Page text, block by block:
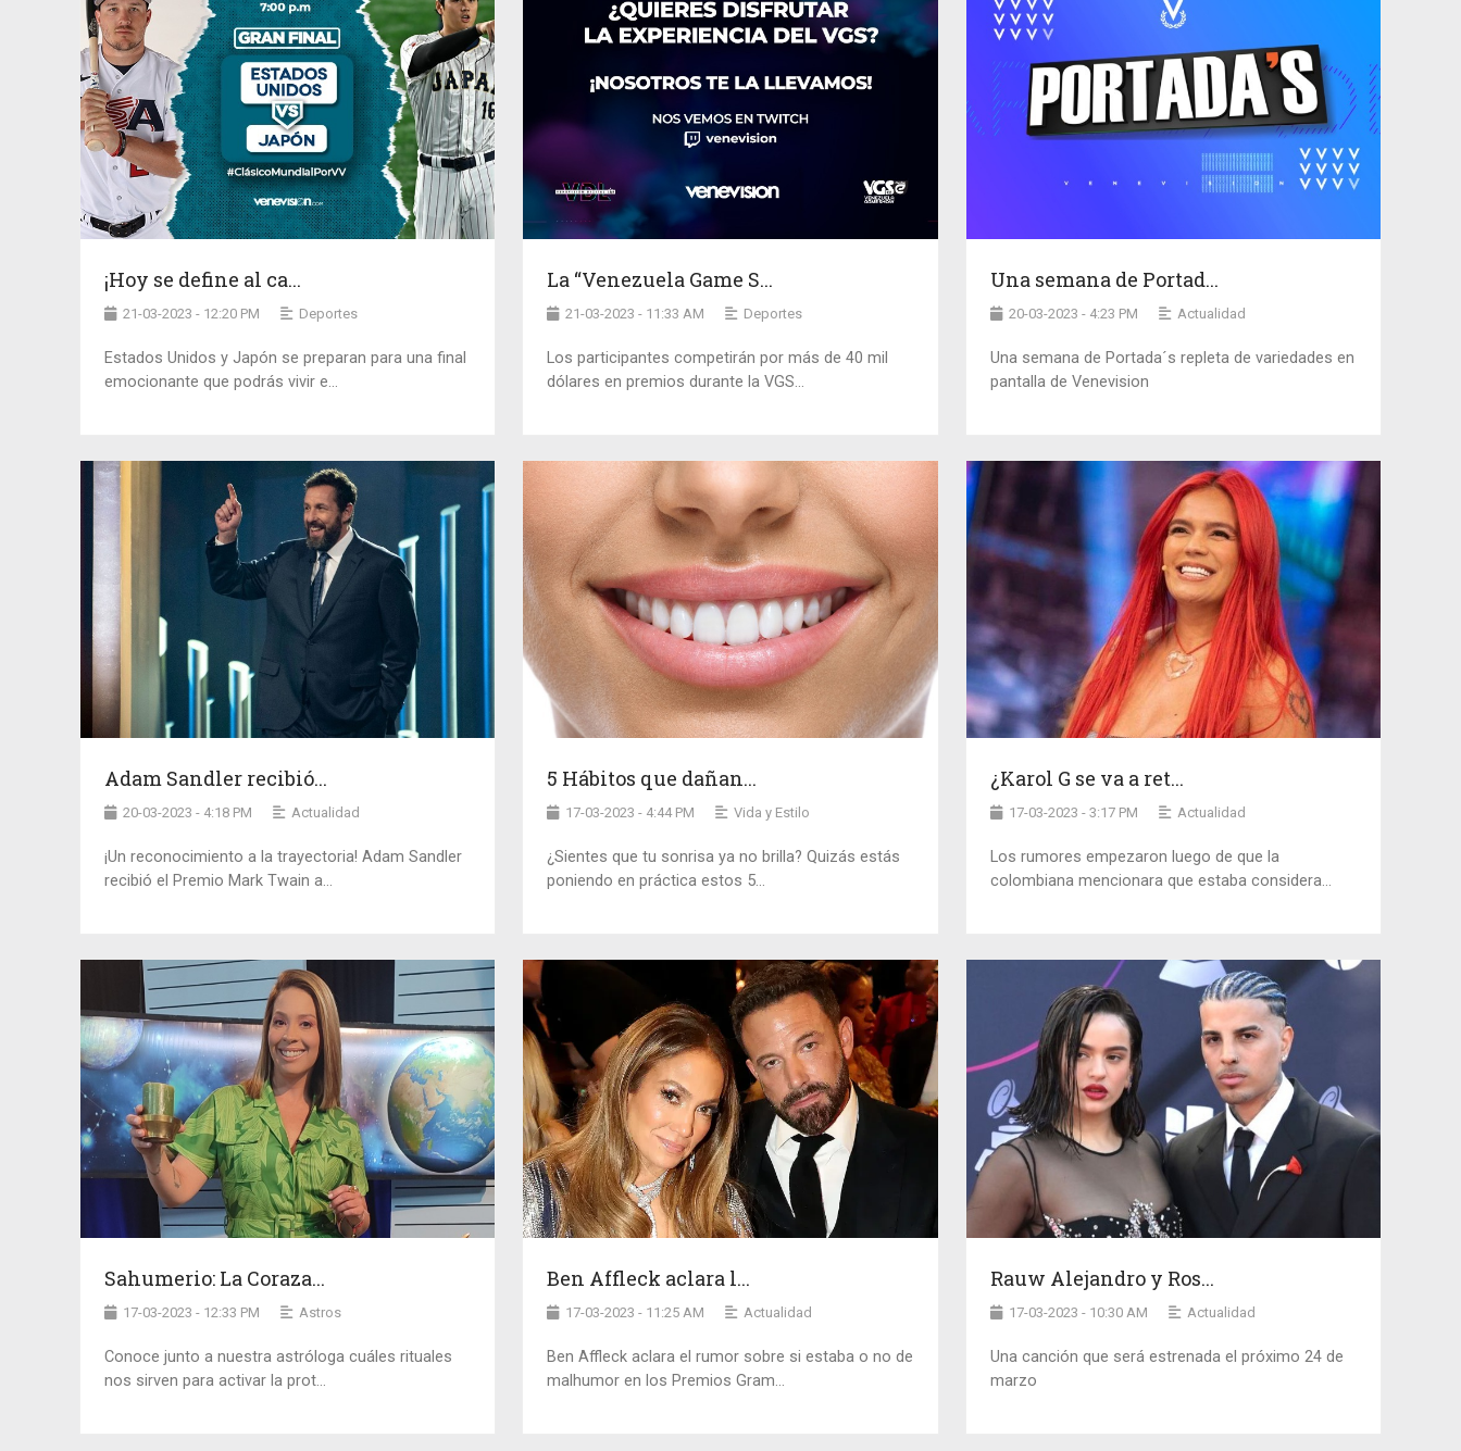
¡Hoy se define al ca...
21-03-2023 - 12:20 PM Deportes
Estados Unidos y Japón se preparan para una final
emocionante que podrás vivir e...
La “Venezuela Game S...
21-03-2023 - 11:33 AM Deportes
Los participantes competirán por más de 40 mil
dólares en premios durante la VGS...
Una semana de Portad...
20-03-2023 - 4:23 PM Actualidad
Una semana de Portada´s repleta de variedades en
pantalla de Venevision
Adam Sandler recibió...
20-03-2023 - 4:18 PM Actualidad
¡Un reconocimiento a la trayectoria! Adam Sandler
recibió el Premio Mark Twain a...
5 Hábitos que dañan...
17-03-2023 - 4:44 PM Vida y Estilo
¿Sientes que tu sonrisa ya no brilla? Quizás estás
poniendo en práctica estos 5...
¿Karol G se va a ret...
17-03-2023 - 3:17 PM Actualidad
Los rumores empezaron luego de que la
colombiana mencionara que estaba considera...
Sahumerio: La Coraza...
17-03-2023 - 12:33 PM Astros
Conoce junto a nuestra astróloga cuáles rituales
nos sirven para activar la prot...
Ben Affleck aclara l...
17-03-2023 - 11:25 AM Actualidad
Ben Affleck aclara el rumor sobre si estaba o no de
malhumor en los Premios Gram...
Rauw Alejandro y Ros...
17-03-2023 - 10:30 AM Actualidad
Una canción que será estrenada el próximo 24 de
marzo